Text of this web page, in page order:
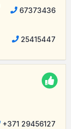
67373436
25415447
+371 29456127